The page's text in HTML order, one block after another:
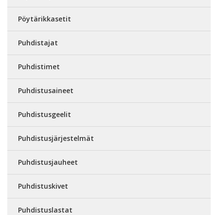
Pöytärikkasetit
Puhdistajat
Puhdistimet
Puhdistusaineet
Puhdistusgeelit
Puhdistusjärjestelmät
Puhdistusjauheet
Puhdistuskivet
Puhdistuslastat